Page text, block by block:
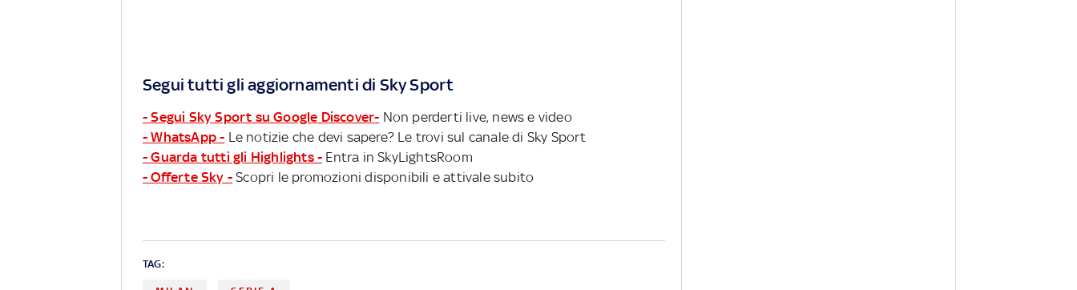
Segui tutti gli aggiornamenti di Sky Sport
- Segui Sky Sport su Google Discover- Non perderti live, news e video
- WhatsApp - Le notizie che devi sapere? Le trovi sul canale di Sky Sport
- Guarda tutti gli Highlights - Entra in SkyLightsRoom
- Offerte Sky - Scopri le promozioni disponibili e attivale subito
TAG: